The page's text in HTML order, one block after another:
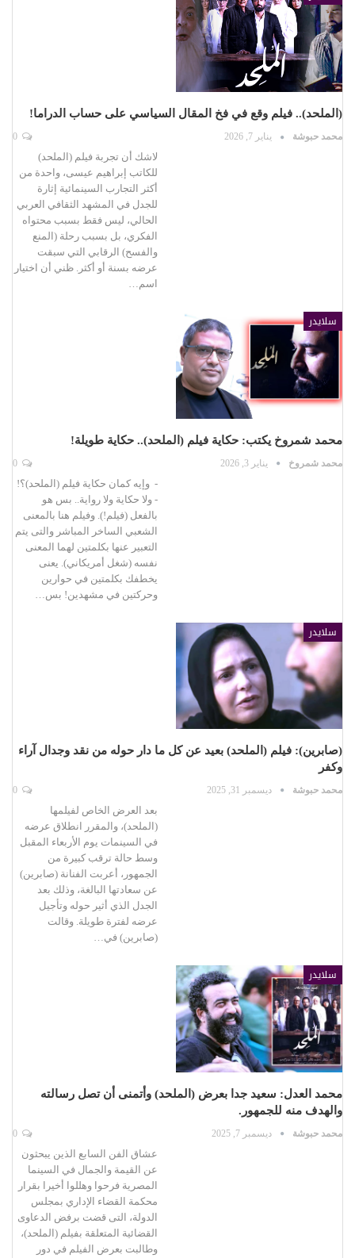
(الملحد).. فيلم وقع في فخ المقال السياسي على حساب الدراما!
محمد حبوشة يناير 7, 2026
لاشك أن تجربة فيلم (الملحد)
للكاتب إبراهيم عيسى، واحدة من
أكثر التجارب السينمائية إثارة
للجدل في المشهد الثقافي العربي
الحالي، ليس فقط بسبب محتواه
الفكري، بل بسبب رحلة (المنع
والفسح) الرقابي التي سبقت
عرضه بسنة أو أكثر. ظني أن اختيار
اسم…
سلايدر
محمد شمروخ يكتب: حكاية فيلم (الملحد).. حكاية طويلة!
محمد شمروخ يناير 3, 2026
- وإيه كمان حكاية فيلم (الملحد)؟!
- ولا حكاية ولا رواية.. بس هو
بالفعل (فيلم!). وفيلم هنا بالمعنى
الشعبي الساخر المباشر والتى يتم
التعبير عنها بكلمتين لهما المعنى
نفسه (شغل أمريكاني). يعنى
يخطفك بكلمتين في حوارين
وحركتين في مشهدين! بس…
سلايدر
(صابرين): فيلم (الملحد) بعيد عن كل ما دار حوله من نقد وجدال آراء
وكفر
محمد حبوشة ديسمبر 31, 2025
بعد العرض الخاص لفيلمها
(الملحد)، والمقرر انطلاق عرضه
في السينمات يوم الأربعاء المقبل
وسط حالة ترقب كبيرة من
الجمهور، أعربت الفنانة (صابرين)
عن سعادتها البالغة، وذلك بعد
الجدل الذي أثير حوله وتأجيل
عرضه لفترة طويلة. وقالت
(صابرين) في…
سلايدر
محمد العدل: سعيد جدا بعرض (الملحد) وأتمنى أن تصل رسالته
والهدف منه للجمهور.
محمد حبوشة ديسمبر 7, 2025
عشاق الفن السابع الذين يبحثون
عن القيمة والجمال في السينما
المصرية فرحوا وهللوا أخيرا بقرار
محكمة القضاء الإداري بمجلس
الدولة، التى قضت برفض الدعاوى
القضائية المتعلقة بفيلم (الملحد)،
وطالبت بعرض الفيلم في دور